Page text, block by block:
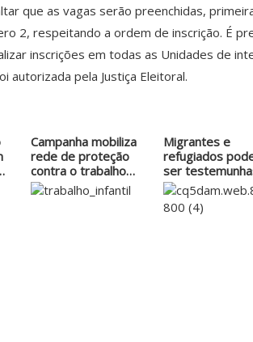
que as vagas serão preenchidas,
2, respeitando a ordem de inscrição. É
inscrições em todas as Unidades de
autorizada pela Justiça Eleitoral.
Campanha mobiliza
rede de proteção
contra o trabalho…
Migrantes e
refugiados
ser